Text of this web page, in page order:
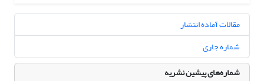
مقالات آماده انتشار
شماره جاری
شماره‌های پیشین نشریه